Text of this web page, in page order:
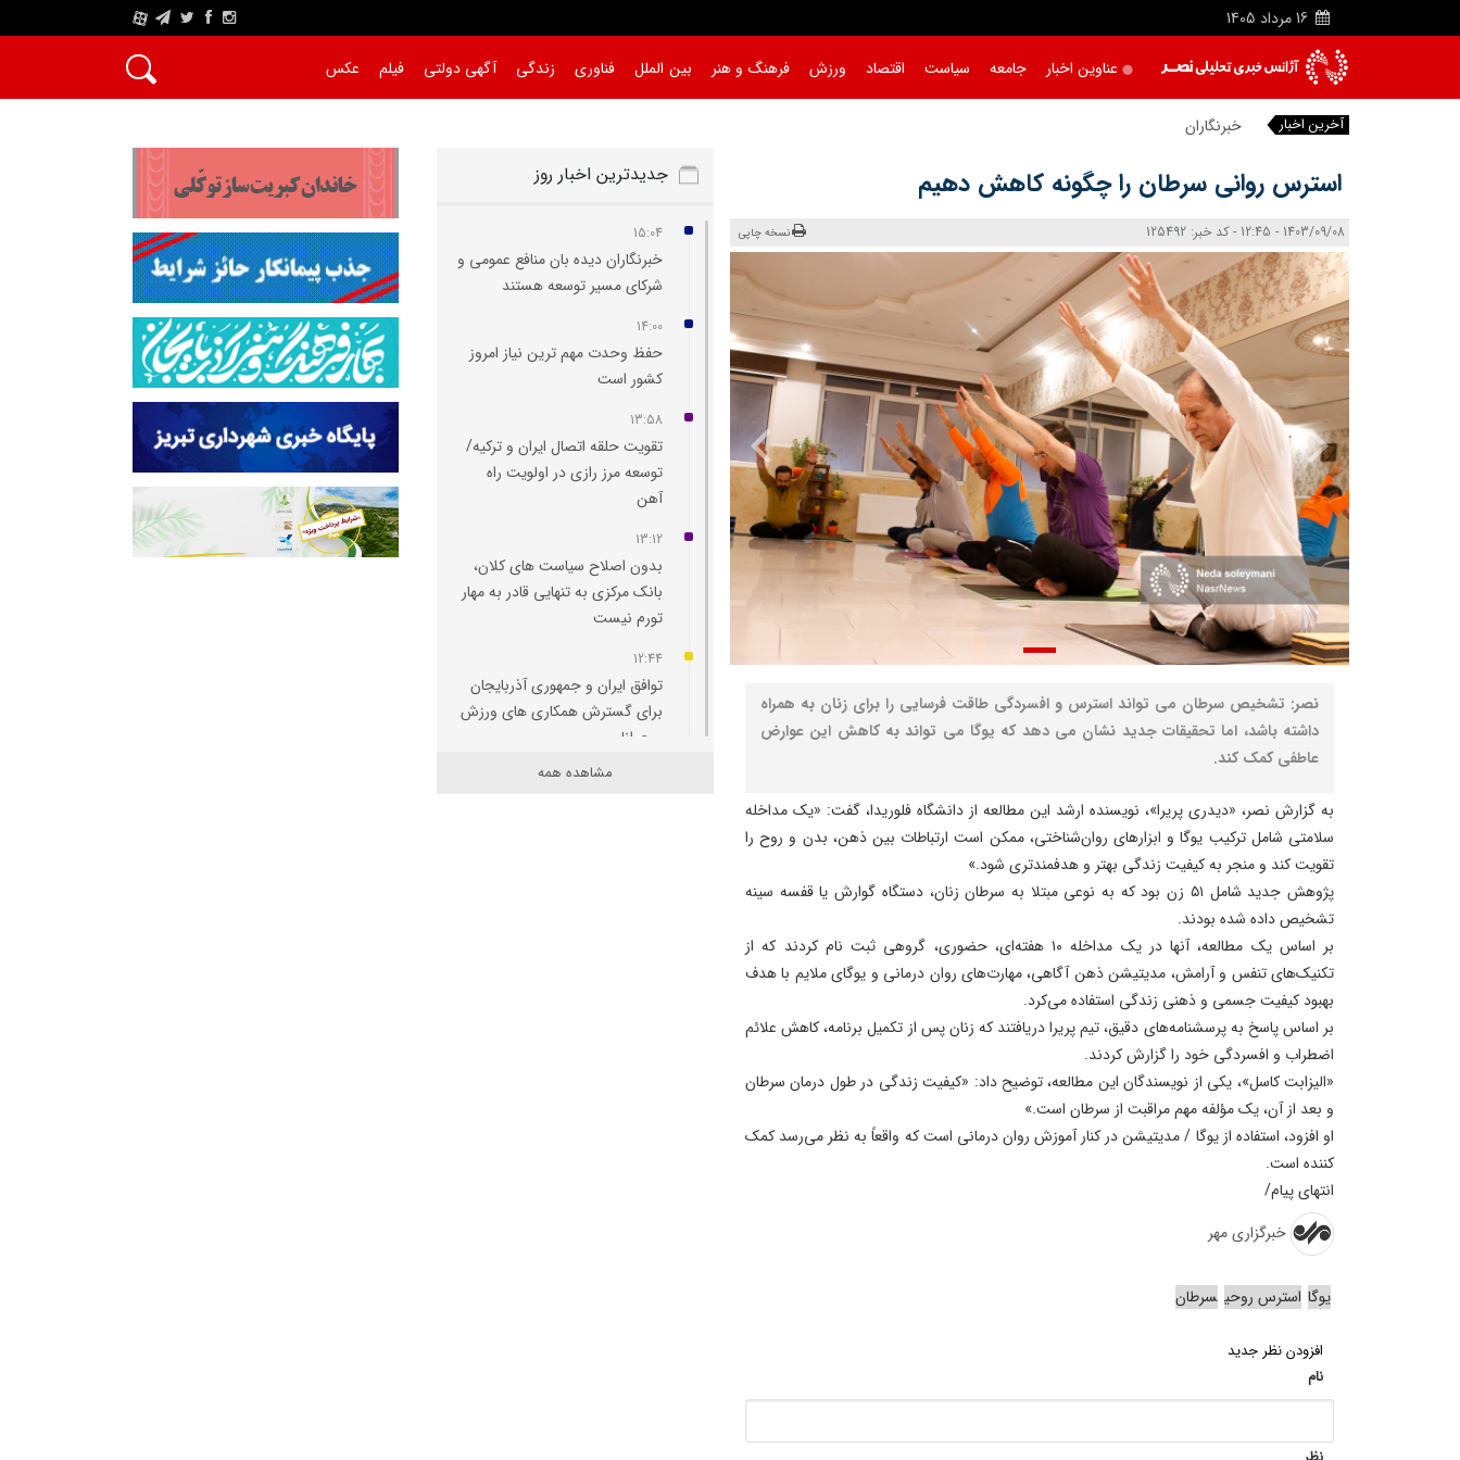
16 مرداد 1405
A
عناوین اخبار جامعه سیاست اقتصاد ورزش فرهنگ و هنر بین الملل فناوری زندگی آگهی دولتی فیلم عکس
آخرین اخبار خبرنگاران دیده‌ بان
استرس روانی سرطان را چگونه کاهش دهیم
1403/09/08 - 12:45 - کد خبر: 125492 نسخه چاپی
نصر: تشخیص سرطان می تواند استرس و افسردگی طاقت فرسایی را برای زنان به همراه
داشته باشد، اما تحقیقات جدید نشان می دهد که یوگا می تواند به کاهش این عوارض
عاطفی کمک کند.
به گزارش نصر، «دیدری پریرا»، نویسنده ارشد این مطالعه از دانشگاه فلوریدا، گفت: «یک مداخله
سلامتی شامل ترکیب یوگا و ابزارهای روان‌شناختی، ممکن است ارتباطات بین ذهن، بدن و روح را
تقویت کند و منجر به کیفیت زندگی بهتر و هدفمندتری شود.»
پژوهش جدید شامل ۵۱ زن بود که به نوعی مبتلا به سرطان زنان، دستگاه گوارش یا قفسه سینه
تشخیص داده شده بودند.
بر اساس یک مطالعه، آنها در یک مداخله ۱۰ هفته‌ای، حضوری، گروهی ثبت نام کردند که از
تکنیک‌های تنفس و آرامش، مدیتیشن ذهن آگاهی، مهارت‌های روان درمانی و یوگای ملایم با هدف
بهبود کیفیت جسمی و ذهنی زندگی استفاده می‌کرد.
بر اساس پاسخ به پرسشنامه‌های دقیق، تیم پریرا دریافتند که زنان پس از تکمیل برنامه، کاهش علائم
اضطراب و افسردگی خود را گزارش کردند.
«الیزابت کاسل»، یکی از نویسندگان این مطالعه، توضیح داد: «کیفیت زندگی در طول درمان سرطان
و بعد از آن، یک مؤلفه مهم مراقبت از سرطان است.»
او افزود، استفاده از یوگا / مدیتیشن در کنار آموزش روان درمانی است که واقعاً به نظر می‌رسد کمک
کننده است.
انتهای پیام/
خبرگزاری مهر
یوگا استرس روحی سرطان
افزودن نظر جدید
نام
جدیدترین اخبار روز
15:04
خبرنگاران دیده‌ بان منافع عمومی و
شرکای مسیر توسعه هستند
14:00
حفظ وحدت مهم‌ ترین نیاز امروز
کشور است
13:58
تقویت حلقه اتصال ایران و ترکیه/
توسعه مرز رازی در اولویت راه‌
آهن
13:12
بدون اصلاح سیاست‌ های کلان،
بانک مرکزی به تنهایی قادر به مهار
تورم نیست
12:44
توافق ایران و جمهوری آذربایجان
برای گسترش همکاری‌ های ورزش
و جوانان
مشاهده همه